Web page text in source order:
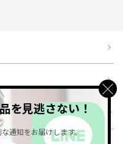
を見逃さない！
通知をお届けします。